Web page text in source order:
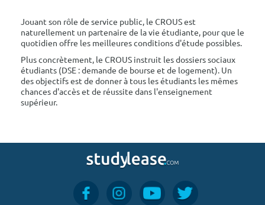
Jouant son rôle de service public, le CROUS est
naturellement un partenaire de la vie étudiante, pour que le
quotidien offre les meilleures conditions d'étude possibles.
Plus concrètement, le CROUS instruit les dossiers sociaux
étudiants (DSE : demande de bourse et de logement). Un
des objectifs est de donner à tous les étudiants les mêmes
chances d'accès et de réussite dans l'enseignement
supérieur.